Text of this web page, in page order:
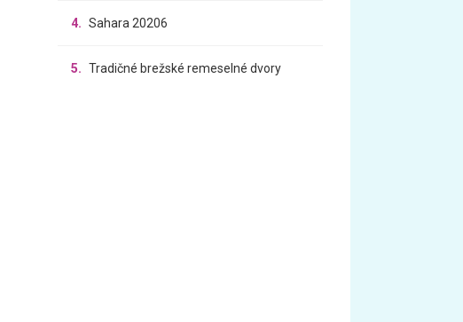
4. Sahara 20206
5. Tradičné brežské remeselné dvory